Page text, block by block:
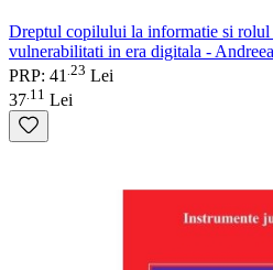
Dreptul copilului la informatie si
vulnerabilitati in era digitala -
PRP: 41 23 Lei
37 11 Lei